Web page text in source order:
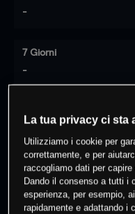
-
7 Giorni
-
% dei clienti
questo prodotto
La tua privacy ci sta
Utilizziamo i cookie per
correttamente, e per
raccogliamo dati per
Dando il consenso a tutti i
esperienza, per esempio,
rapidamente e adattando i